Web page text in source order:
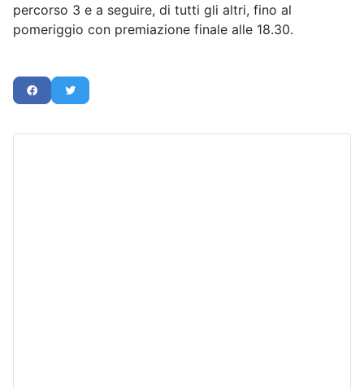
percorso 3 e a seguire, di tutti gli altri, fino al
pomeriggio con premiazione finale alle 18.30.